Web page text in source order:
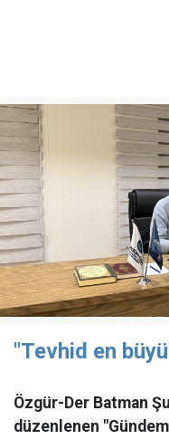
"Tevhid en
Özgür-Der Batman
düzenlenen